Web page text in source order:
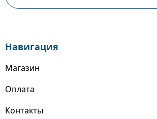
Навигация
Магазин
Оплата
Контакты